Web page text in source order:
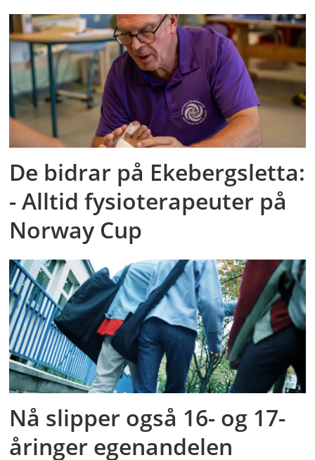
De bidrar på Ekebergsletta:
- Alltid fysioterapeuter på
Norway Cup
Nå slipper også 16- og 17-
åringer egenandelen